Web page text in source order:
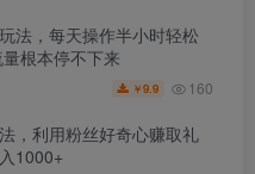
法，每天操作半小时轻松
根本停不下来
￥9.9 160
，利用粉丝好奇心赚取礼
1000+